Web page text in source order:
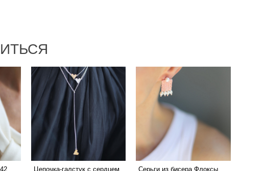
Цепочка-галстук с сердцем
Серьги из бисера Флоксы